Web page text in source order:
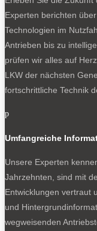
Experten berichten
Technologien im
Antrieben bis zu
prüfen wir alles auf
LKW der nächsten
fortschrittliche Technik
p
Umfangreiche
Unsere Experten
Jahrzehnten, sind mit
Entwicklungen vertraut
und
wegweisenden